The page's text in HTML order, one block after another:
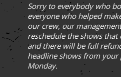
Sorry to everybody who
everyone who helped
our crew, our
reschedule the shows that
and there will be full
headline shows from
Monday.